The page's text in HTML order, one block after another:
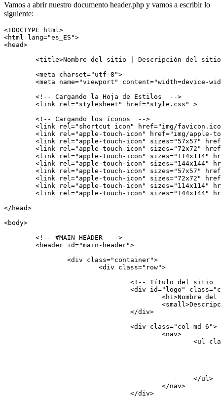
Vamos a abrir nuestro documento header.php y vamos a escribir lo
siguiente:
<!DOCTYPE html>
<html lang="es_ES">
<head>
</head>
<body>